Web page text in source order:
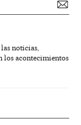
noticias,
los acontecimientos